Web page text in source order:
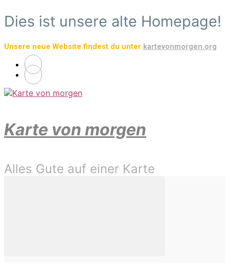
Zum
Hauptinhalt
Dies ist unsere alte Homepage!
Unsere neue Website findest du unter kartevonmorgen.org
Karte von morgen
Alles Gute auf einer Karte